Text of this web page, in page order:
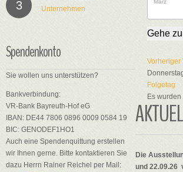
3
Unternehmen
Spendenkonto
Sie wollen uns unterstützen?
Bankverbindung:
VR-Bank Bayreuth-Hof eG
IBAN: DE44 7806 0896 0009 0584 19
BIC: GENODEF1HO1
Auch eine Spendenquittung erstellen
wir Ihnen gerne. Bitte kontaktieren Sie
dazu Herrn Rainer Reichel per Mail:
Gehe
Vorheriger
Folgetag
Es
Die
und 22.09.26